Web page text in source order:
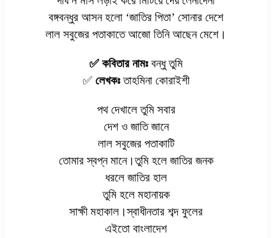
বঙ্গবন্ধুর আসন হলো ‘জাতির পিতা’ সোনার দেশে
লাল সবুজের পতাকাতে আজো তিনি আছেন মেশে।
✅ কবিতার নামঃ বন্ধু তুমি
✅ লেখকঃতাহমিনা কোরাইশী
পথ দেখালে তুমি সবার
দেশ ও জাতি জানে
লাল সবুজের পতাকাটি
তোমার স্বপ্ন মানে।তুমি হলে জাতির জনক
ধরলে জাতির হাল
তুমি হলে মহানায়ক
সাক্ষী মহাকাল।স্বাধীনতার শব্দ ফুলের
এইতো বাংলাদেশ